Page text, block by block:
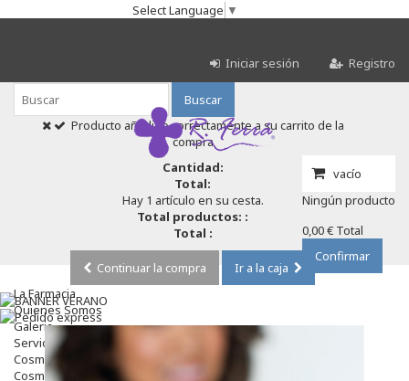
Select Language ▼
Iniciar sesión Registro
Buscar
vacío
Ningún producto
0,00 € Total
Confirmar
Producto añadido correctamente a su carrito de la
compra
Cantidad:
Total:
Hay 1 artículo en su cesta.
Total productos: :
Total :
Continuar la compra
Ir a la caja
La Farmacia
Quienes Somos
Galeria
Servicios
Cosmética
Cosmética Facial